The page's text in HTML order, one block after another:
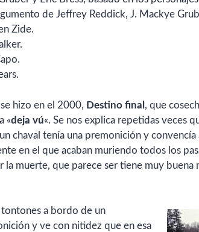
de Jeffrey Reddick, J. Mackye
Zide.
hizo en el 2000, Destino final , que
«deja vú«. Se nos explica repetidas veces
chaval tenía una premonición y convencía
en el que acaban muriendo todos los
muerte, que parece ser tiene muy buena
tontones a bordo de un
y ve con nitidez que en esa